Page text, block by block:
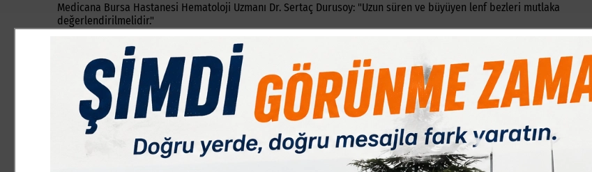
Medicana Bursa Hastanesi Hematoloji Uzmanı Dr. Sertaç Durusoy: "Uzun süren ve büyüyen lenf bezleri mutlaka
değerlendirilmelidir."
Lenf bezlerinde ortaya çıkan büyümeler toplumda sıklıkla endişeye neden oluyor. Ancak her lenf bezi büyümesinin
kanser anlamına gelmediğini belirten Medicana Bursa Hastanesi Hematoloji Uzmanı Dr. Sertaç Durusoy, özellikle uzun
süren ve giderek büyüyen bezelerin ihmal edilmemesi gerektiğine dikkat çekti.
Lenfomaların, bağışıklık sisteminin önemli bir parçasını oluşturan lenf bezleri ve lenf dokusundan kaynaklanan
kanserler olduğunu ifade eden Dr. Durusoy, hastalığın Hodgkin lenfoma ve Hodgkin dışı lenfomalar olmak üzere iki ana
grupta incelendiğini söyledi.
Ağrısız ve büyüyen lenf bezlerine dikkat
Lenf bezlerinin boyun, koltuk altı, kasık, göğüs içi ve karın bölgesinde bulunduğunu belirten Dr. Durusoy, "Lenfoma bazı
hastalarda boyunda veya koltuk altında fark edilen bir beze büyümesiyle ortaya çıkarken, bazı hastalarda karın ağrısı,
öksürük, nefes darlığı, dalak büyümesi ya da görüntüleme yöntemleri sırasında tesadüfen görülen belirtilerle